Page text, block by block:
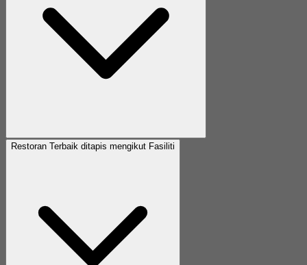
Restoran Terbaik ditapis mengikut Fasiliti